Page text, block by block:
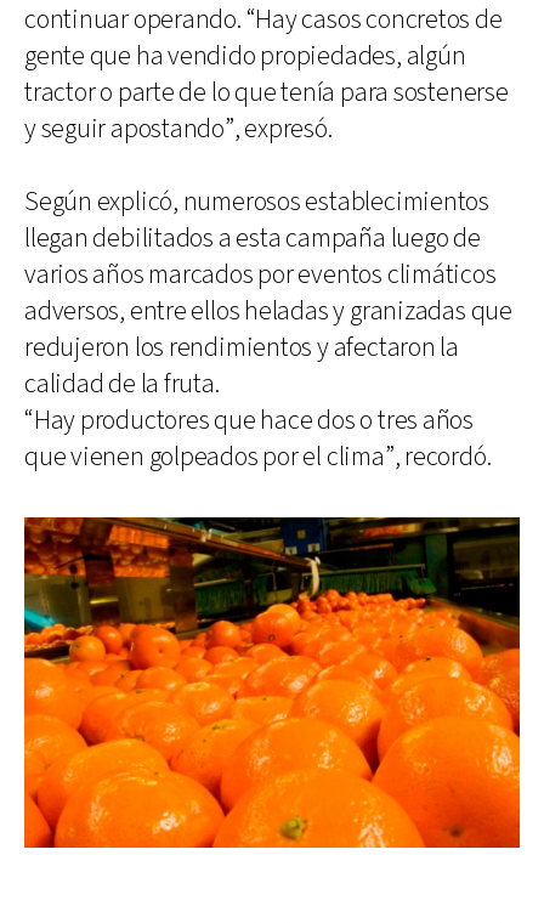
continuar operando. “Hay casos concretos de
gente que ha vendido propiedades, algún
tractor o parte de lo que tenía para sostenerse
y seguir apostando”, expresó.
Según explicó, numerosos establecimientos
llegan debilitados a esta campaña luego de
varios años marcados por eventos climáticos
adversos, entre ellos heladas y granizadas que
redujeron los rendimientos y afectaron la
calidad de la fruta.
“Hay productores que hace dos o tres años
que vienen golpeados por el clima”, recordó.